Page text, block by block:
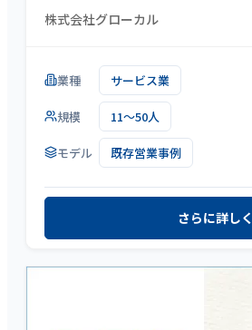
株式会社グローカル
業種 サービス業
規模 11～50人
モデル 既存営業事例
さらに詳しく